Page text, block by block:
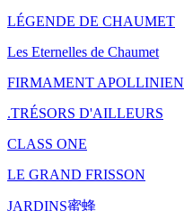
LÉGENDE DE CHAUMET
Les Eternelles de Chaumet
FIRMAMENT APOLLINIEN
.TRÉSORS D'AILLEURS
CLASS ONE
LE GRAND FRISSON
JARDINS蜜蜂